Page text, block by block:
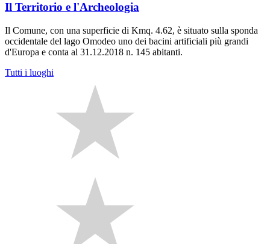
Il Territorio e l'Archeologia
Il Comune, con una superficie di Kmq. 4.62, è situato sulla sponda
occidentale del lago Omodeo uno dei bacini artificiali più grandi
d'Europa e conta al 31.12.2018 n. 145 abitanti.
Tutti i luoghi